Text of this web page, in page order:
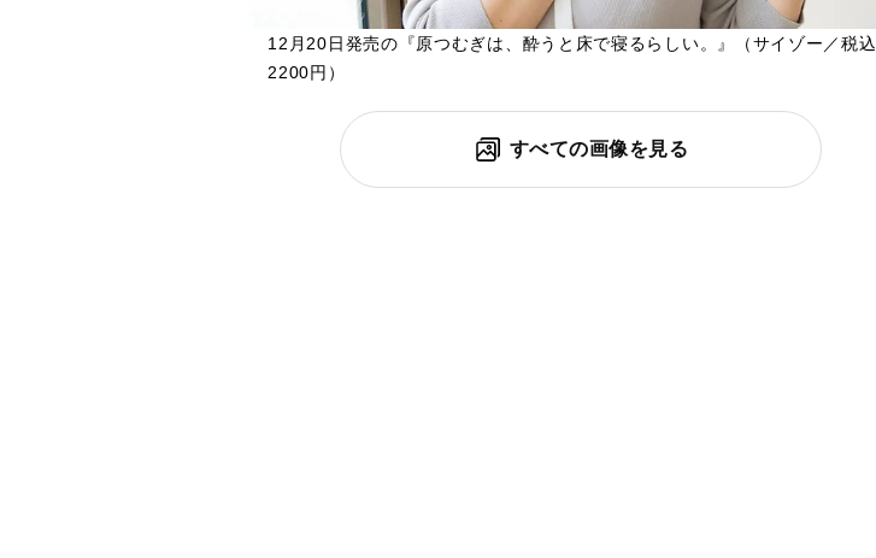
12月20日発売の『原つむぎは、酔うと床で寝るらしい。』（サイゾー／税込
2200円）
すべての画像を見る